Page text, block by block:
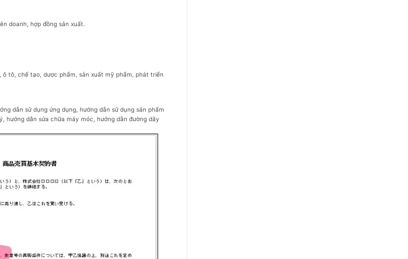
doanh, hợp đồng sản xuất.
tô, chế tạo, dược phẩm, sản xuất mỹ phẩm, phát triển
dẫn sử dụng ứng dụng, hướng dẫn sử dụng sản phẩm
hướng dẫn sửa chữa máy móc, hướng dẫn đường dây